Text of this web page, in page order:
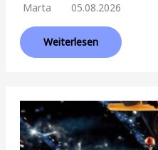
Marta 05.08.2026
Weiterlesen